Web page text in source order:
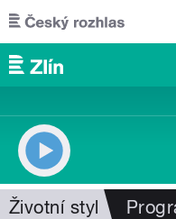
Přejít k hlavnímu obsahu
Životní styl